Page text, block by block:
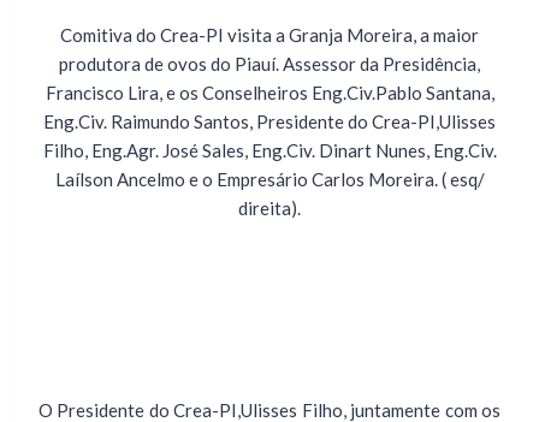
Comitiva do Crea-PI visita a Granja Moreira, a maior
produtora de ovos do Piauí. Assessor da Presidência,
Francisco Lira, e os Conselheiros Eng.Civ.Pablo Santana,
Eng.Civ. Raimundo Santos, Presidente do Crea-PI,Ulisses
Filho, Eng.Agr. José Sales, Eng.Civ. Dinart Nunes, Eng.Civ.
Laílson Ancelmo e o Empresário Carlos Moreira. ( esq/
direita).
O Presidente do Crea-PI,Ulisses Filho, juntamente com os